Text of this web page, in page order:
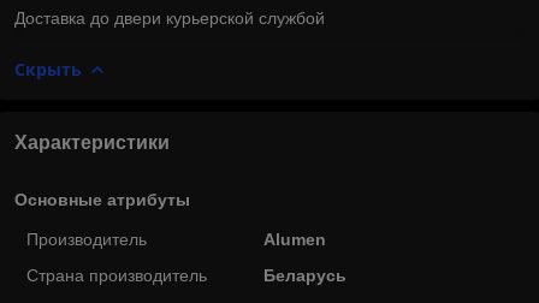
Доставка до двери курьерской службой
Скрыть
Характеристики
Основные атрибуты
Производитель
Alumen
Страна производитель
Беларусь